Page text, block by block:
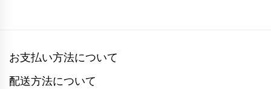
お支払い方法について
配送方法について